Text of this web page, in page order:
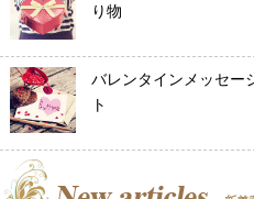
り物
バレンタインメッセー
ト